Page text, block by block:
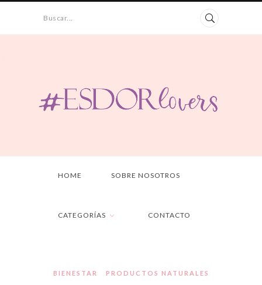
Buscar...
HOME SOBRE NOSOTROS
CATEGORÍAS CONTACTO
BIENESTAR PRODUCTOS NATURALES